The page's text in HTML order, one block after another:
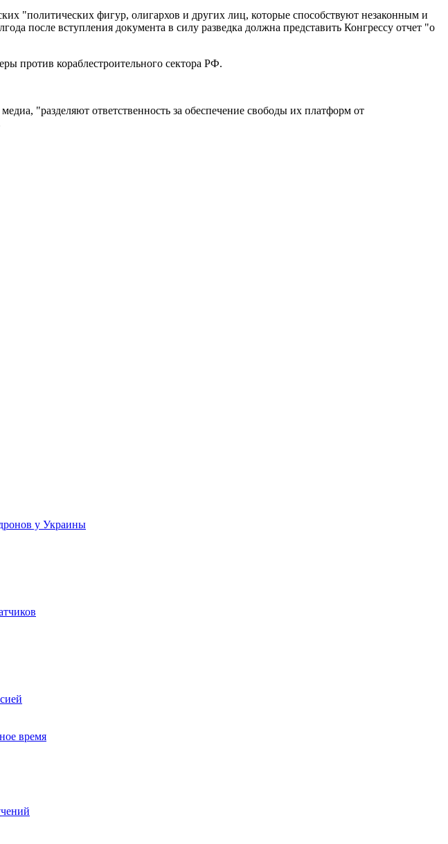
"политических фигур, олигархов и других лиц, которые способствуют незаконным и
после вступления документа в силу разведка должна представить Конгрессу отчет "о
против кораблестроительного сектора РФ.
"разделяют ответственность за обеспечение свободы их платформ от
у Украины
время